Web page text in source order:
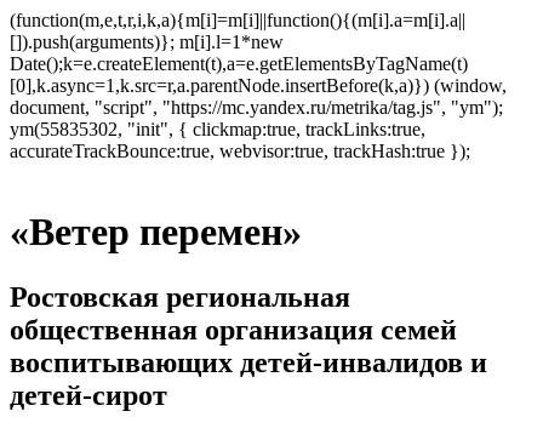
(function(m,e,t,r,i,k,a){m[i]=m[i]||function(){(m[i].a=m[i].a||
[]).push(arguments)}; m[i].l=1*new
Date();k=e.createElement(t),a=e.getElementsByTagName(t)
[0],k.async=1,k.src=r,a.parentNode.insertBefore(k,a)}) (window,
document, "script", "https://mc.yandex.ru/metrika/tag.js", "ym");
ym(55835302, "init", { clickmap:true, trackLinks:true,
accurateTrackBounce:true, webvisor:true, trackHash:true });
«Ветер перемен»
Ростовская региональная
общественная организация семей
воспитывающих детей-инвалидов и
детей-сирот